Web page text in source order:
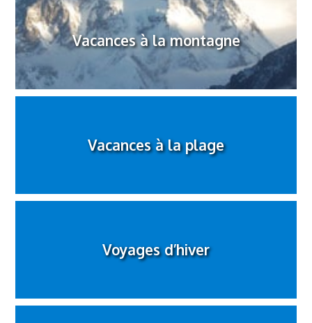
Vacances à la montagne
Vacances à la plage
Voyages d’hiver